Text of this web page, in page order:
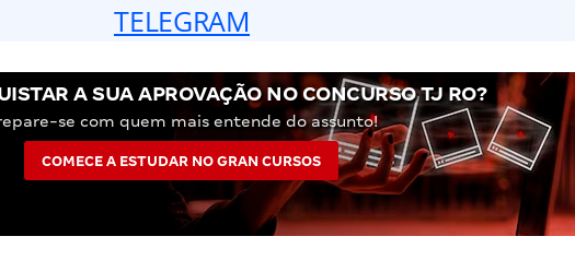
TELEGRAM
A SUA APROVAÇÃO NO CONCURSO TJ RO?
se com quem mais entende do assunto!
COMECE A ESTUDAR NO GRAN CURSOS